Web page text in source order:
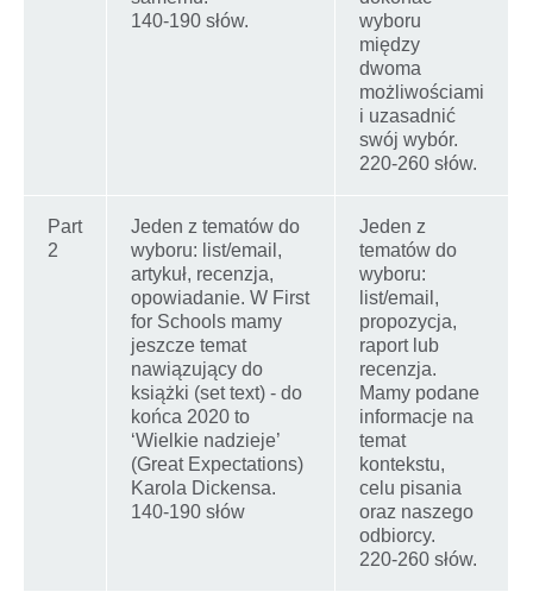
140-190 słów.
wyboru
między
dwoma
możliwościami
i uzasadnić
swój wybór.
220-260 słów.
Part
2
Jeden z tematów do
wyboru: list/email,
artykuł, recenzja,
opowiadanie. W First
for Schools mamy
jeszcze temat
nawiązujący do
książki (set text) - do
końca 2020 to
‘Wielkie nadzieje’
(Great Expectations)
Karola Dickensa.
140-190 słów
Jeden z
tematów do
wyboru:
list/email,
propozycja,
raport lub
recenzja.
Mamy podane
informacje na
temat
kontekstu,
celu pisania
oraz naszego
odbiorcy.
220-260 słów.